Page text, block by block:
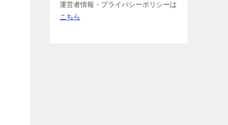
運営者情報・プライバシーポリシーは
こちら